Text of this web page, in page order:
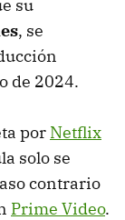
su
, se
de 2024.
por Netflix
solo se
contrario
Prime Video.